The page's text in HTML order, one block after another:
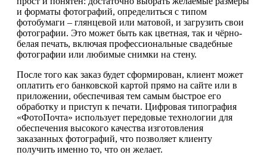
и форматы фотографий, определиться с типом
фотобумаги – глянцевой или матовой, и загрузить свои
фотографии. Это может быть как цветная, так и чёрно-
белая печать, включая профессиональные свадебные
фотографии или любимые снимки на стену.
После того как заказ будет сформирован, клиент может
оплатить его банковской картой прямо на сайте или в
приложении, обеспечивая тем самым быстрое его
обработку и приступ к печати. Цифровая типография
«ФотоПочта» использует передовые технологии для
обеспечения высокого качества изготовления
заказанных фотографий, что позволяет клиенту
получить именно то, что он желает.